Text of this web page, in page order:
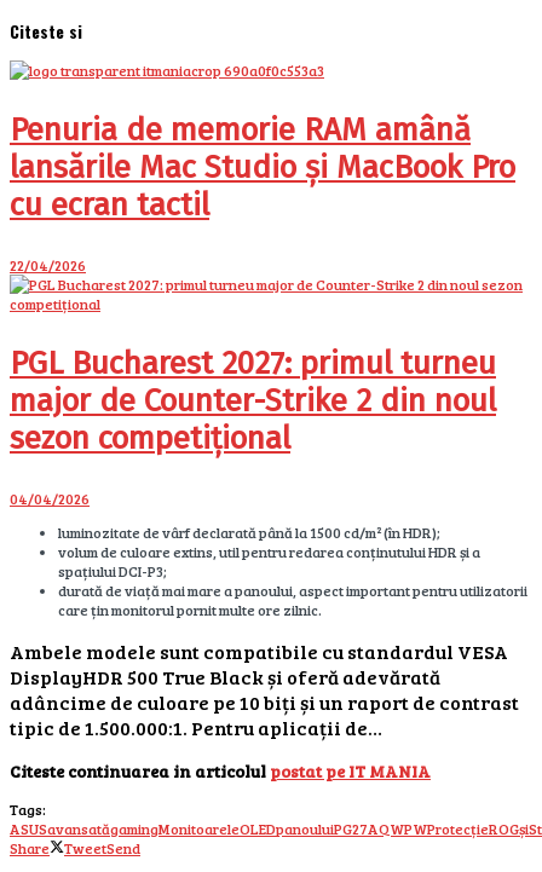
Citeste si
Penuria de memorie RAM amână
lansările Mac Studio și MacBook Pro
cu ecran tactil
22/04/2026
PGL Bucharest 2027: primul turneu
major de Counter-Strike 2 din noul
sezon competițional
04/04/2026
luminozitate de vârf declarată până la 1500 cd/m² (în HDR);
volum de culoare extins, util pentru redarea conținutului HDR și a
spațiului DCI-P3;
durată de viață mai mare a panoului, aspect important pentru utilizatorii
care țin monitorul pornit multe ore zilnic.
Ambele modele sunt compatibile cu standardul VESA
DisplayHDR 500 True Black și oferă adevărată
adâncime de culoare pe 10 biți și un raport de contrast
tipic de 1.500.000:1. Pentru aplicații de…
Citeste continuarea in articolul postat pe IT MANIA
Tags:
ASUSavansatăgamingMonitoareleOLEDpanouluiPG27AQWPWProtecțieROGși
Share
TweetSend